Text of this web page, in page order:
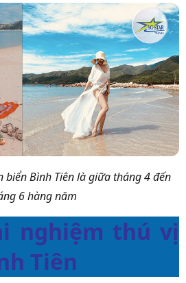
biển Bình Tiên là giữa tháng 4 đến
6 hàng năm
nghiệm thú vị
Tiên